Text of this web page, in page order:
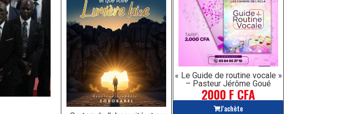
« Le Guide de routine vocale »
– Pasteur Jérôme Goué
2000 F CFA
J'achète